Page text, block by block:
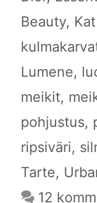
Beauty,
Lumene,
meikit,
pohjustus,
ripsiväri,
Tarte,
12